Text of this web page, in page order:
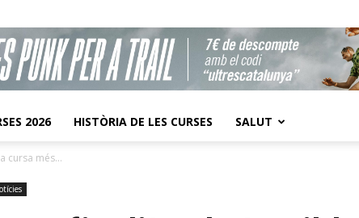
2026 HISTÒRIA DE LES CURSES SALUT
cursa més...